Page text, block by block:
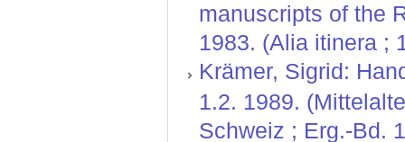
manuscripts of the
1983. (Alia itinera ;
Krämer, Sigrid:
1.2. 1989.
Schweiz ; Erg.-Bd.